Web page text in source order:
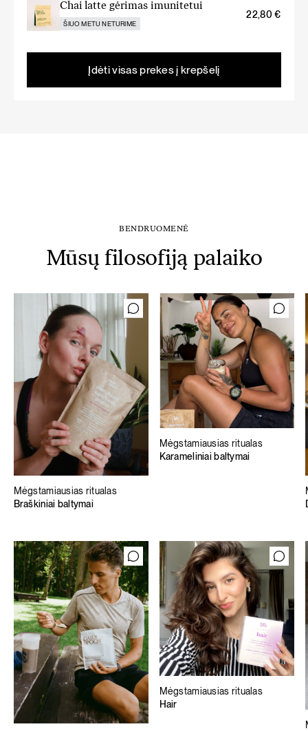
Chai latte gėrimas imunitetui
ŠIUO METU NETURIME
22,80€
Įdėti visas prekes į krepšelį
BENDRUOMENĖ
Mūsų filosofiją palaiko
Mėgstamiausias ritualas
Braškiniai baltymai
Mėgstamiausias ritualas
Karameliniai baltymai
Mėgstamiausias ritualas
Hair